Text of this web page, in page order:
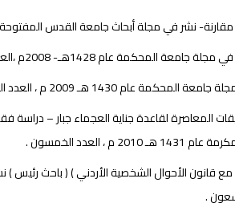
أبحاث جامعة القدس المفتوحة عام 1424هـ – 2004م العدد
عام 1428هـ- 2008م ،العدد الثاني عشر.
هـ 2009 م ، العدد الثالث عشر .
لقاعدة جناية العجماء جبار – دراسة
الخمسون .
قانون الأحوال الشخصية الأردني ) ( باحث رئيس